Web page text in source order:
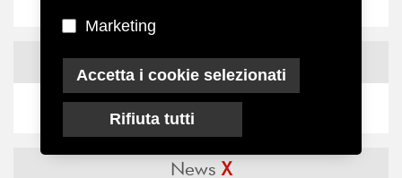
NewsFacebook
News X
Marketing
Accetta i cookie selezionati
Rifiuta tutti